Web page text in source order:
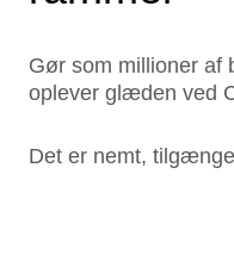
Gør som millioner af
oplever glæden ved
Det er nemt,